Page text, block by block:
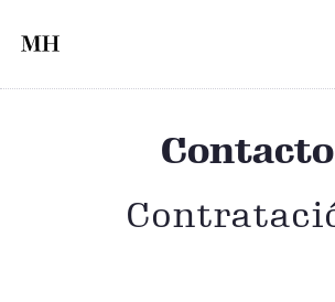
Saltar al contenido principal
Contacto